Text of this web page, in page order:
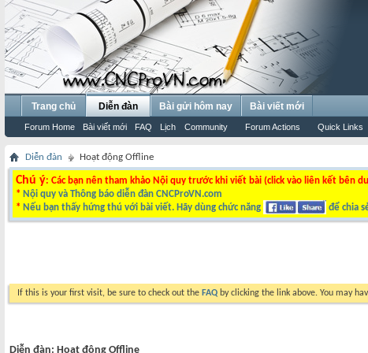
Trang chủ Diễn đàn
Forum Home Bài viết mới FAQ Lịch Community Forum Actions Quick Links
Bài gửi hôm nay Bài viết mới
Diễn đàn Hoạt động Offline
Chú ý: Các bạn nên tham khảo Nội quy trước khi viết bài (click vào liên kết bên
* Nội quy và Thông báo diễn đàn CNCProVN.com
* Nếu bạn thấy hứng thú với bài viết. Hãy dùng chức năng để chia
If this is your first visit, be sure to check out the FAQ by clicking the link above. You may
Diễn đàn: Hoạt động Offline